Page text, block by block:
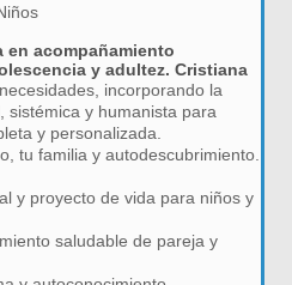
en acompañamiento
y adultez. Cristiana
incorporando la
sistémica y humanista para
y personalizada.
tu familia y autodescubrimiento.
y proyecto de vida para niños y
saludable de pareja y